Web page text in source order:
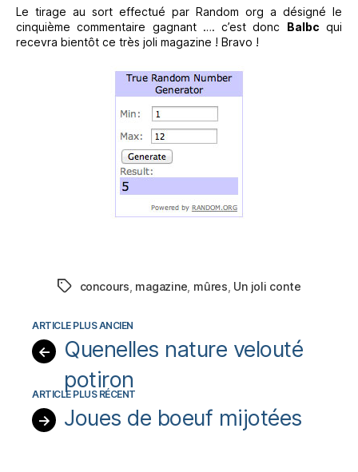
Le tirage au sort effectué par Random org a désigné le
cinquième commentaire gagnant …. c’est donc Balbc qui
recevra bientôt ce très joli magazine ! Bravo !
Étiquettes
concours magazine mûres Un joli conte
←
Quenelles nature velouté
potiron
→ Joues de boeuf mijotées